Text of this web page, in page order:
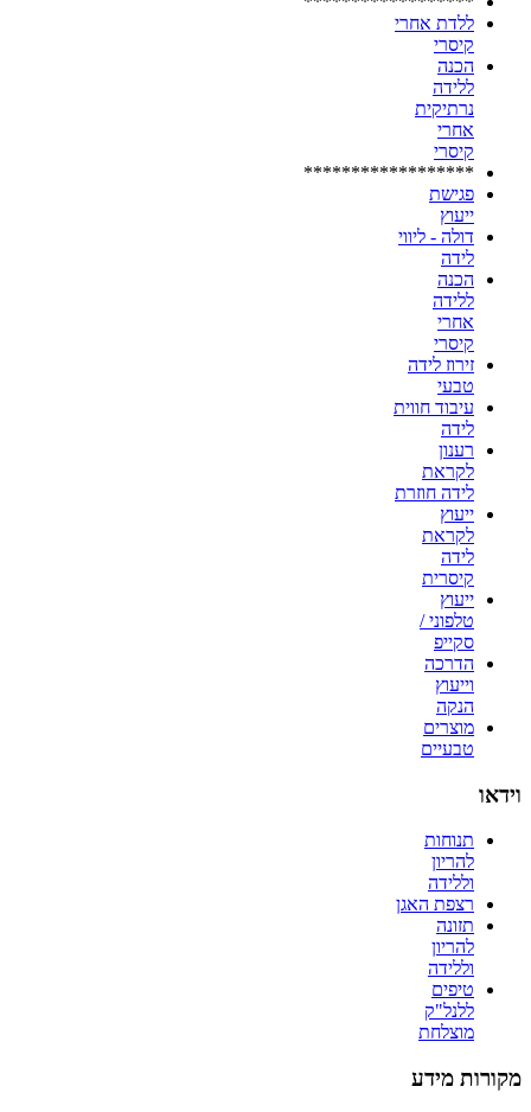
ללדת אחרי
קיסרי
הכנה
ללידה
נרתיקית
אחרי
קיסרי
******************
פגישת
ייעוץ
דולה - ליווי
לידה
הכנה
ללידה
אחרי
קיסרי
זירוז לידה
טבעי
עיבוד חווית
לידה
רענון
לקראת
לידה חוזרת
ייעוץ
לקראת
לידה
קיסרית
ייעוץ
טלפוני /
סקייפ
הדרכה
וייעוץ
הנקה
מוצרים
טבעיים
וידאו
תנוחות
להריון
וללידה
רצפת האגן
תזונה
להריון
וללידה
טיפים
ללנל"ק
מוצלחת
מקורות מידע